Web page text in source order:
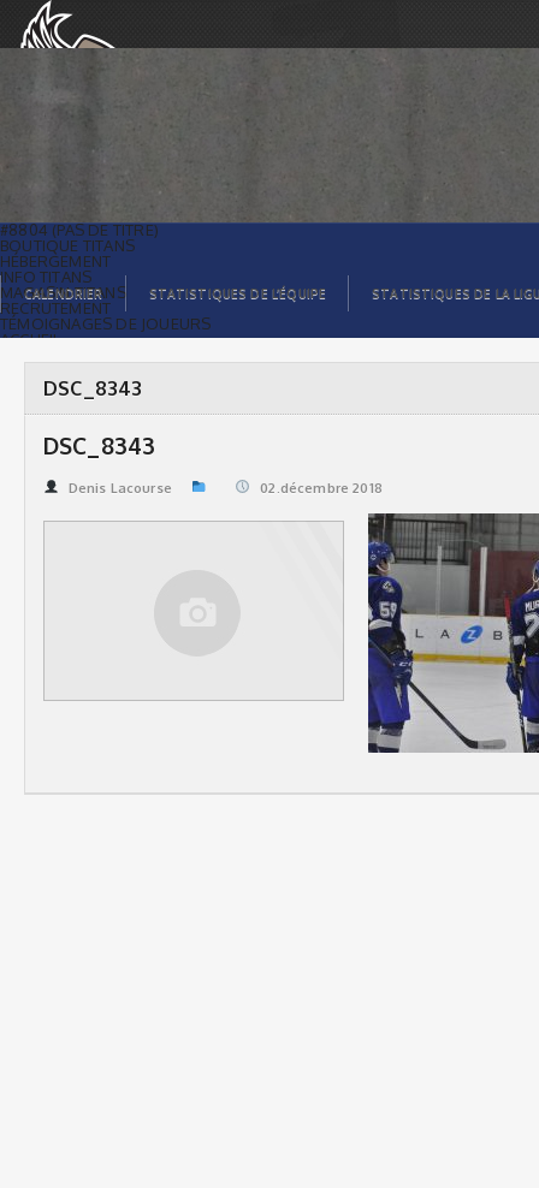
DSC_8343 | Titans de témiscaming
#8804 (PAS DE TITRE)
BOUTIQUE TITANS
HÉBERGEMENT
INFO TITANS
MAGASIN TITANS
RECRUTEMENT
TÉMOIGNAGES DE JOUEURS
ACCUEIL
GALERIE PHOTOS
STATISTIQUES
ORGANISATION
CALENDRIER
GALERIE VIDÉOS
COMMANDITAIRES
CALENDRIER STATISTIQUES DE L’ÉQUIPE STATISTIQUES DE LA
DSC_8343
DSC_8343
Denis Lacourse 02.décembre 2018